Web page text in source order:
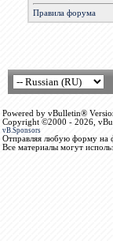
Правила форума
Powered by vBulletin®
Copyright ©2000 - 2026,
vB.Sponsors
Отправляя любую форму на
Все материалы могут